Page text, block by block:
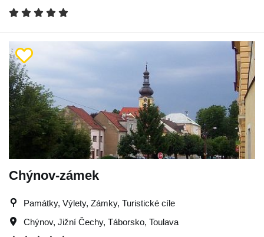
Chýnov-zámek
Památky, Výlety, Zámky, Turistické cíle
Chýnov, Jižní Čechy, Táborsko, Toulava